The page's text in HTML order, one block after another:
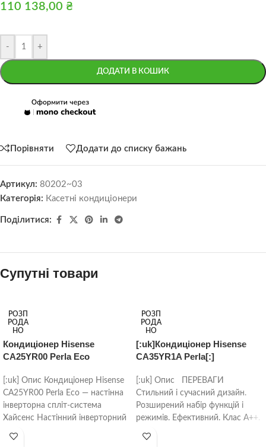
110 138,00 ₴
- +
ДОДАТИ В КОШИК
Порівняти Додати до списку бажань
Артикул: 80202~03
Категорія: Касетні кондиціонери
Поділитися:
Супутні товари
РОЗП
РОДА
НО
Кондиціонер Hisense
CA25YR00 Perla Eco
[:uk] Опис Кондиціонер Hisense
CA25YR00 Perla Eco — настінна
інверторна спліт-система
Хайсенс Настінний інверторний
РОЗП
РОДА
НО
[:uk]Кондиціонер Hisense
CA35YR1A Perla[:]
[:uk] Опис ПЕРЕВАГИ
Стильний і сучасний дизайн.
Розширений набір функцій і
режимів. Ефективний. Клас А++.